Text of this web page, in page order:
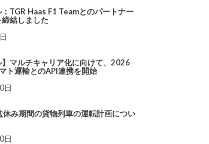
TGR Haas F1 Teamとのパートナー
結しました
】マルチキャリア化に向けて、2026
ト運輸とのAPI連携を開始
日
休み期間の貨物列車の運転計画につい
日